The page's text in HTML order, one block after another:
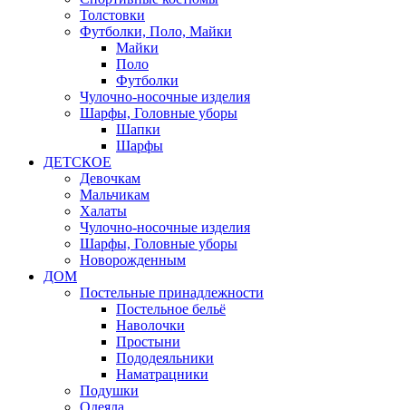
Толстовки
Футболки, Поло, Майки
Майки
Поло
Футболки
Чулочно-носочные изделия
Шарфы, Головные уборы
Шапки
Шарфы
ДЕТСКОЕ
Девочкам
Мальчикам
Халаты
Чулочно-носочные изделия
Шарфы, Головные уборы
Новорожденным
ДОМ
Постельные принадлежности
Постельное бельё
Наволочки
Простыни
Пододеяльники
Наматрацники
Подушки
Одеяла